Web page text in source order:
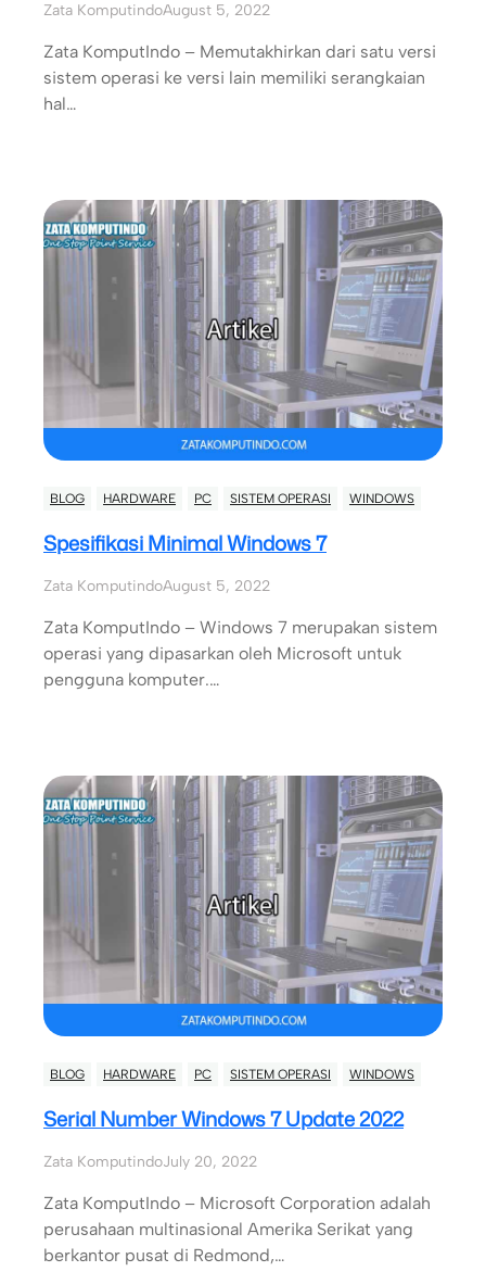
Zata KomputindoAugust 5, 2022
Zata KomputIndo – Memutakhirkan dari satu versi
sistem operasi ke versi lain memiliki serangkaian
hal…
BLOG HARDWARE PC SISTEM OPERASI WINDOWS
Spesifikasi Minimal Windows 7
Zata KomputindoAugust 5, 2022
Zata KomputIndo – Windows 7 merupakan sistem
operasi yang dipasarkan oleh Microsoft untuk
pengguna komputer.…
BLOG HARDWARE PC SISTEM OPERASI WINDOWS
Serial Number Windows 7 Update 2022
Zata KomputindoJuly 20, 2022
Zata KomputIndo – Microsoft Corporation adalah
perusahaan multinasional Amerika Serikat yang
berkantor pusat di Redmond,…